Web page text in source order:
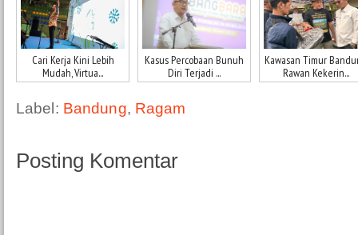
Cari Kerja Kini Lebih
Mudah, Virtua...
Kasus Percobaan Bunuh
Diri Terjadi ...
Kawasan Timur
Rawan Kekerin...
Label: Bandung, Ragam
Posting Komentar